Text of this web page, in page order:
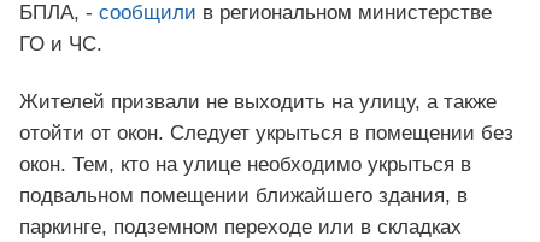
БПЛА, - сообщили в региональном министерстве
ГО и ЧС.
Жителей призвали не выходить на улицу, а также
отойти от окон. Следует укрыться в помещении без
окон. Тем, кто на улице необходимо укрыться в
подвальном помещении ближайшего здания, в
паркинге, подземном переходе или в складках